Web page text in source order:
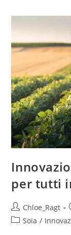
per tutti
Chloe_Ragt
Soia /